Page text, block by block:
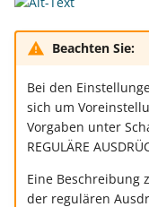
Beachten Sie:
Bei den
sich um
Vorgaben unter
REGULÄRE
Eine Beschreibung
der regulären